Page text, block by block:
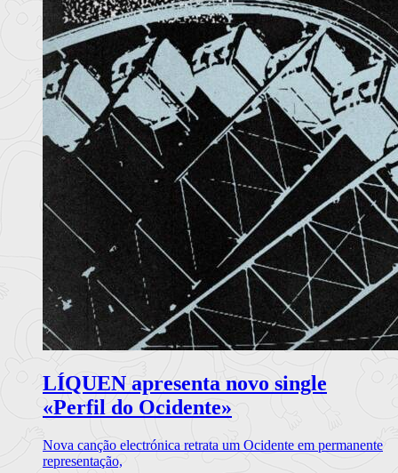
LÍQUEN apresenta novo single
«Perfil do Ocidente»
Nova canção electrónica retrata um Ocidente em permanente
representação,